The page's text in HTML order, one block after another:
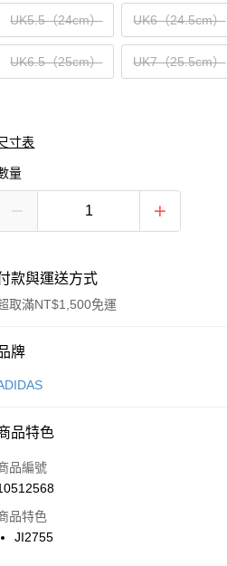
UK5.5（24cm） UK6（24.5cm）
UK6.5（25cm） UK7（25.5cm）
寸表
量
款與運送方式
取滿NT$1,500免運
付款方式
用卡一次付款
合作金庫商業銀行
華南商業銀行
上海商業儲蓄銀行
國泰世華商業銀行
Pay
Pay
牌
品特色
品編號
品特色
JI2755